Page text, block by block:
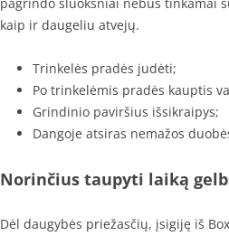
kaip ir daugeliu atvejų.
Trinkelės pradės judėti;
Po trinkelėmis pradės kauptis
Grindinio paviršius išsikraipys;
Dangoje atsiras nemažos
Norinčius taupyti laiką
Dėl daugybės priežasčių, įsigiję iš